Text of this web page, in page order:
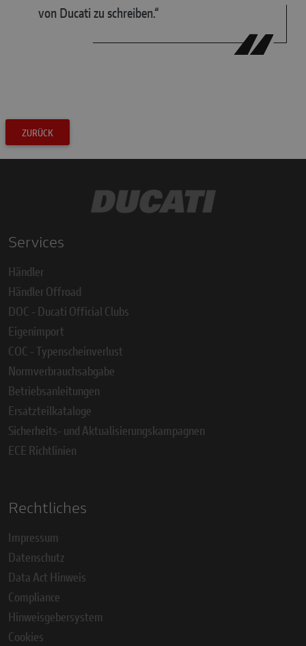
von Ducati zu schreiben.“
ZURÜCK
Services
Händler
Händler Offroad
DOC - Ducati Official Clubs
Eigenimport
COC - Typenscheinverlust
Normverbrauchsabgabe
Betriebsanleitungen
Ersatzteilkataloge
Sicherheits- und Aktualisierungskampagnen
ECE Richtlinien
Rechtliches
Impressum
Datenschutz
Data Act Hinweis
Compliance
Hinweisgebersystem
Cookies